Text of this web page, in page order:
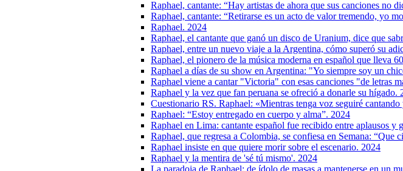
Raphael, cantante: “Hay artistas de ahora que sus canciones no
Raphael, cantante: “Retirarse es un acto de valor tremendo, yo
Raphael. 2024
Raphael, el cantante que ganó un disco de Uranium, dice que
Raphael, entre un nuevo viaje a la Argentina, cómo superó su
Raphael, el pionero de la música moderna en español que lleva
Raphael a días de su show en Argentina: "Yo siempre soy un
Raphael viene a cantar "Victoria" con esas canciones "de letras
Raphael y la vez que fan peruana se ofreció a donarle su hígado.
Cuestionario RS. Raphael: «Mientras tenga voz seguiré
Raphael: “Estoy entregado en cuerpo y alma”. 2024
Raphael en Lima: cantante español fue recibido entre aplausos y
Raphael, que regresa a Colombia, se confiesa en Semana: “Que
Raphael insiste en que quiere morir sobre el escenario. 2024
Raphael y la mentira de 'sé tú mismo'. 2024
La paradoja de Raphael: de ídolo de masas a mantenerse en un